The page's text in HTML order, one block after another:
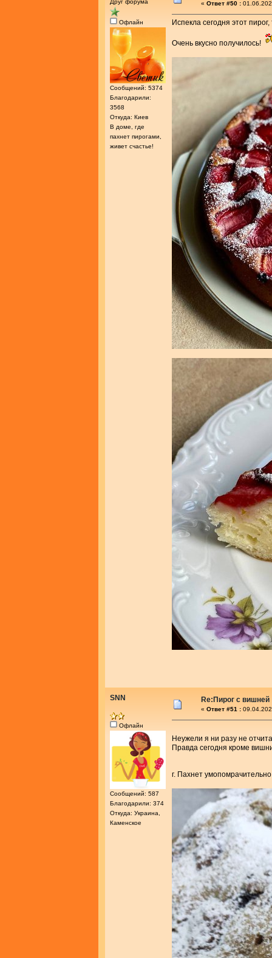
Друг форума
Офлайн
Сообщений: 5374
Благодарили:
3568
Откуда: Киев
В доме, где
пахнет пирогами,
живет счастье!
« Ответ #50 :
Испекла сегодня этот
Очень вкусно получилось!
SNN
Офлайн
Сообщений: 587
Благодарили: 374
Откуда: Украина,
Каменское
Re:Пирог с вишней
« Ответ #51 :
Неужели я ни разу не
Правда сегодня кроме
г. Пахнет